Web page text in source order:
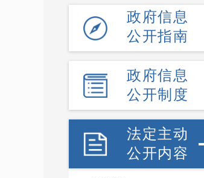
政府信息
公开指南
政府信息
公开制度
法定主动
公开内容